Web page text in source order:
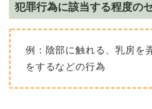
犯罪行為に該当する程度の
例：陰部に触れる、乳房を
をするなどの行為